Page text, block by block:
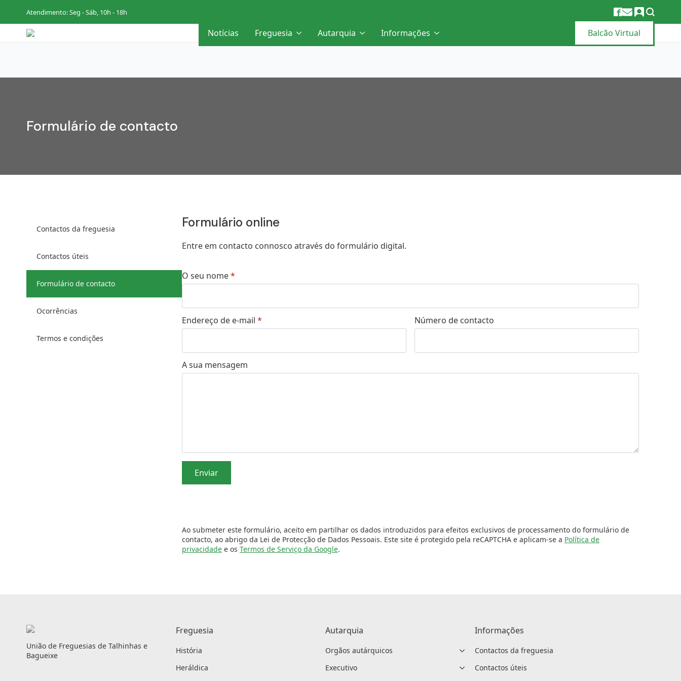
Atendimento: Seg - Sáb, 10h - 18h
Notícias Freguesia Autarquia Informações Balcão Virtual
Formulário de contacto
Contactos da freguesia
Contactos úteis
Formulário de contacto
Ocorrências
Termos e condições
Formulário online
Entre em contacto connosco através do formulário digital.
O seu nome*
Endereço de e-mail * Número de contacto
A sua mensagem
Enviar
Ao submeter este formulário, aceito em partilhar os dados introduzidos para efeitos exclusivos de processamento do formulário de
contacto, ao abrigo da Lei de Protecção de Dados Pessoais. Este site é protegido pela reCAPTCHA e aplicam-se a Política de
privacidadee os Termos de Serviço da Google.
União de Freguesias de Talhinhas e
Bagueixe
Freguesia
História
Heráldica
Autarquia
Orgãos autárquicos
Executivo
Informações
Contactos da freguesia
Contactos úteis